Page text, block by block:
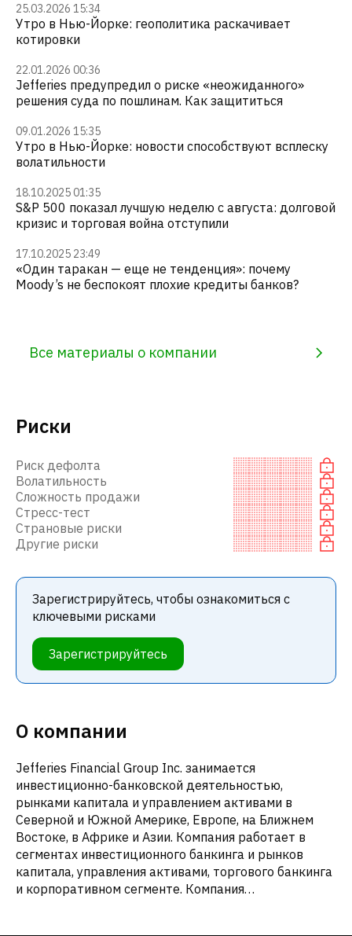
25.03.2026 15:34
Утро в Нью-Йорке: геополитика раскачивает
котировки
22.01.2026 00:36
Jefferies предупредил о риске «неожиданного»
решения суда по пошлинам. Как защититься
09.01.2026 15:35
Утро в Нью-Йорке: новости способствуют всплеску
волатильности
18.10.2025 01:35
S&P 500 показал лучшую неделю с августа: долговой
кризис и торговая война отступили
17.10.2025 23:49
«Один таракан — еще не тенденция»: почему
Moody’s не беспокоят плохие кредиты банков?
Все материалы о компании
Риски
Риск дефолта
Волатильность
Сложность продажи
Стресс-тест
Страновые риски
Другие риски
Зарегистрируйтесь, чтобы ознакомиться с
ключевыми рисками
Зарегистрируйтесь
О компании
Jefferies Financial Group Inc. занимается
инвестиционно-банковской деятельностью,
рынками капитала и управлением активами в
Северной и Южной Америке, Европе, на Ближнем
Востоке, в Африке и Азии. Компания работает в
сегментах инвестиционного банкинга и рынков
капитала, управления активами, торгового банкинга
и корпоративном сегменте. Компания